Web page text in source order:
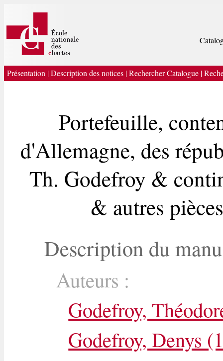
Présentation |Description des notices |Rechercher Catalogue |
Portefeuille,
d'Allemagne, des
Th. Godefroy &
& autres
Description du
Auteurs :
Godefroy,
Godefroy, Denys